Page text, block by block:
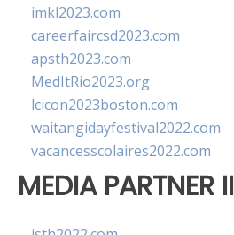
imkl2023.com
careerfaircsd2023.com
apsth2023.com
MedItRio2023.org
lcicon2023boston.com
waitangidayfestival2022.com
vacancesscolaires2022.com
MEDIA PARTNER II